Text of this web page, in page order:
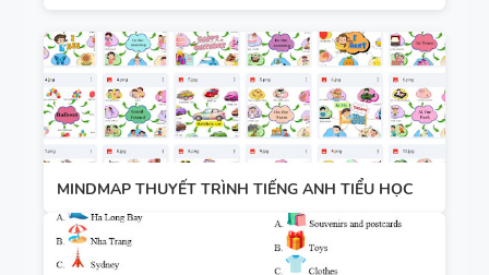
MINDMAP THUYẾT TRÌNH TIẾNG ANH TIỂU HỌC